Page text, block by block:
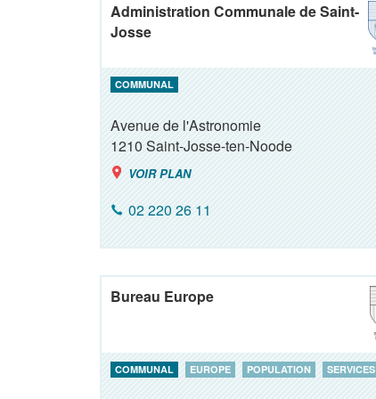
Administration Communale de Saint-
Josse
COMMUNAL
Avenue de l'Astronomie
1210Saint-Josse-ten-Noode
VOIR PLAN
02 220 26 11
Bureau Europe
COMMUNAL EUROPE POPULATION SERVICES